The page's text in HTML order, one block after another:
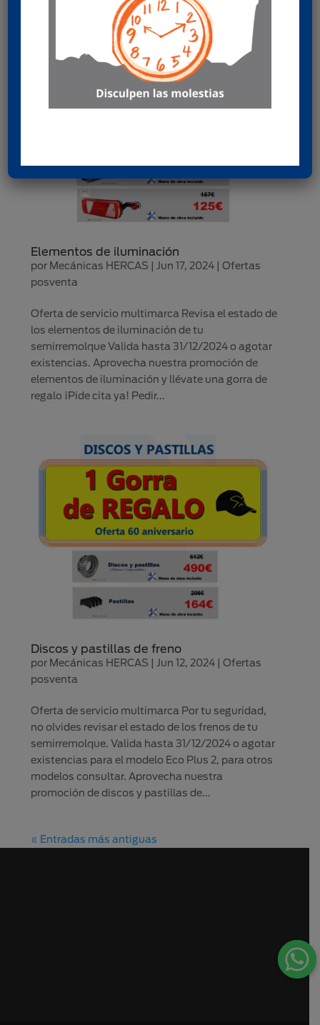
Elementos de iluminación
por Mecánicas HERCAS Jun 17, 2024 |Ofertas
posventa
Oferta de servicio multimarca Revisa el estado de
los elementos de iluminación de tu
semirremolque Valida hasta 31/12/2024 o agotar
existencias. Aprovecha nuestra promoción de
elementos de iluminación y llévate una gorra de
regalo ¡Pide cita ya! Pedir...
Discos y pastillas de freno
por Mecánicas HERCAS |Jun 12, 2024 |Ofertas
posventa
Oferta de servicio multimarca Por tu seguridad,
no olvides revisar el estado de los frenos de tu
semirremolque. Valida hasta 31/12/2024 o agotar
existencias para el modelo Eco Plus 2, para otros
modelos consultar. Aprovecha nuestra
promoción de discos y pastillas de...
« Entradas más antiguas